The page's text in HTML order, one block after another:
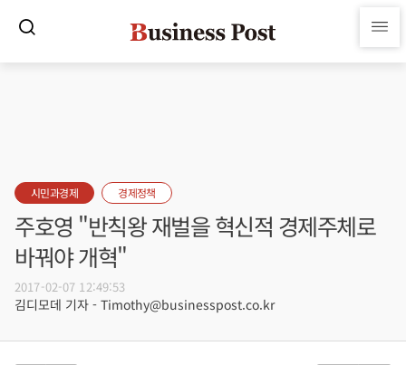
시민과경제 경제정책
주호영 "반칙왕 재벌을 혁신적 경제주체로
바꿔야 개혁"
2017-02-07 12:49:53
김디모데 기자 - Timothy@businesspost.co.kr